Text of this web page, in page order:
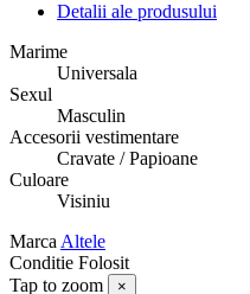
Detalii ale produsului
Marime
Universala
Sexul
Masculin
Accesorii vestimentare
Cravate / Papioane
Culoare
Visiniu
MarcaAltele
Conditie Folosit
Tap to zoom
×